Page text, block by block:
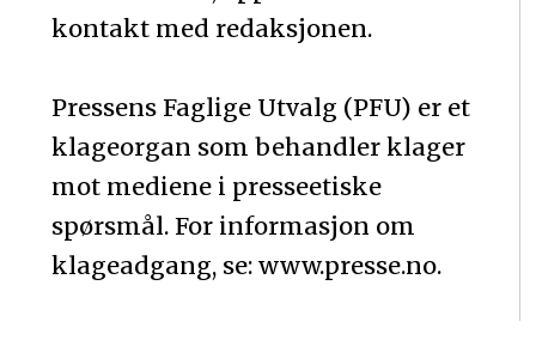
kontakt med redaksjonen.
Pressens Faglige Utvalg (PFU) er et
klageorgan som behandler klager
mot mediene i presseetiske
spørsmål. For informasjon om
klageadgang, se: www.presse.no.